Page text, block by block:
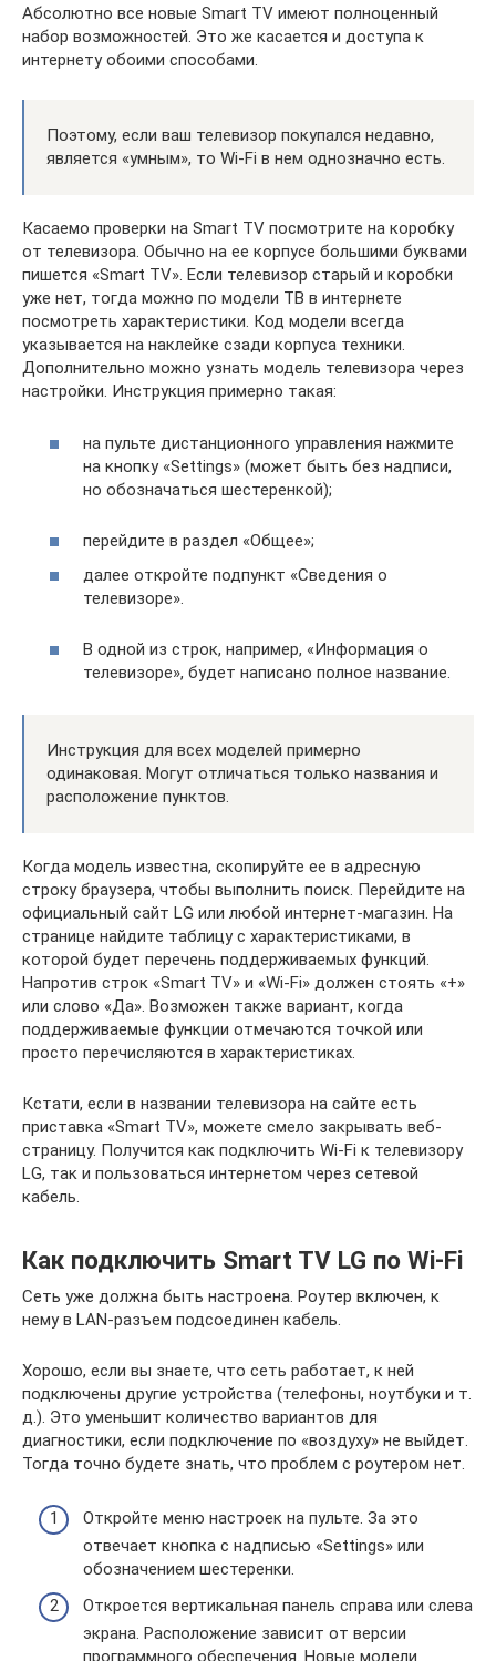
Абсолютно все новые Smart TV имеют полноценный
набор возможностей. Это же касается и доступа к
интернету обоими способами.
Поэтому, если ваш телевизор покупался недавно,
является «умным», то Wi-Fi в нем однозначно есть.
Касаемо проверки на Smart TV посмотрите на коробку
от телевизора. Обычно на ее корпусе большими буквами
пишется «Smart TV». Если телевизор старый и коробки
уже нет, тогда можно по модели ТВ в интернете
посмотреть характеристики. Код модели всегда
указывается на наклейке сзади корпуса техники.
Дополнительно можно узнать модель телевизора через
настройки. Инструкция примерно такая:
на пульте дистанционного управления нажмите
на кнопку «Settings» (может быть без надписи,
но обозначаться шестеренкой);
перейдите в раздел «Общее»;
далее откройте подпункт «Сведения о
телевизоре».
В одной из строк, например, «Информация о
телевизоре», будет написано полное название.
Инструкция для всех моделей примерно
одинаковая. Могут отличаться только названия и
расположение пунктов.
Когда модель известна, скопируйте ее в адресную
строку браузера, чтобы выполнить поиск. Перейдите на
официальный сайт LG или любой интернет-магазин. На
странице найдите таблицу с характеристиками, в
которой будет перечень поддерживаемых функций.
Напротив строк «Smart TV» и «Wi-Fi» должен стоять «+»
или слово «Да». Возможен также вариант, когда
поддерживаемые функции отмечаются точкой или
просто перечисляются в характеристиках.
Кстати, если в названии телевизора на сайте есть
приставка «Smart TV», можете смело закрывать веб-
страницу. Получится как подключить Wi-Fi к телевизору
LG, так и пользоваться интернетом через сетевой
кабель.
Как подключить Smart TV LG по Wi-Fi
Сеть уже должна быть настроена. Роутер включен, к
нему в LAN-разъем подсоединен кабель.
Хорошо, если вы знаете, что сеть работает, к ней
подключены другие устройства (телефоны, ноутбуки и т.
д.). Это уменьшит количество вариантов для
диагностики, если подключение по «воздуху» не выйдет.
Тогда точно будете знать, что проблем с роутером нет.
Откройте меню настроек на пульте. За это
отвечает кнопка с надписью «Settings» или
обозначением шестеренки.
Откроется вертикальная панель справа или слева
экрана. Расположение зависит от версии
программного обеспечения. Новые модели